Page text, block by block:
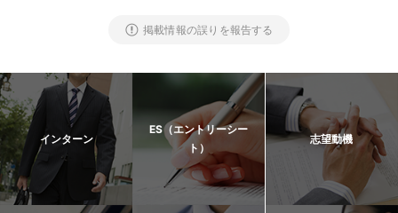
掲載情報の誤りを報告する
インターン
ES（エントリーシー
ト）
志望動機